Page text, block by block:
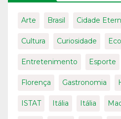
Arte Brasil Cidade
Cultura Curiosidade
Entretenimento Esporte
Florença Gastronomia
ISTAT Itália Itália